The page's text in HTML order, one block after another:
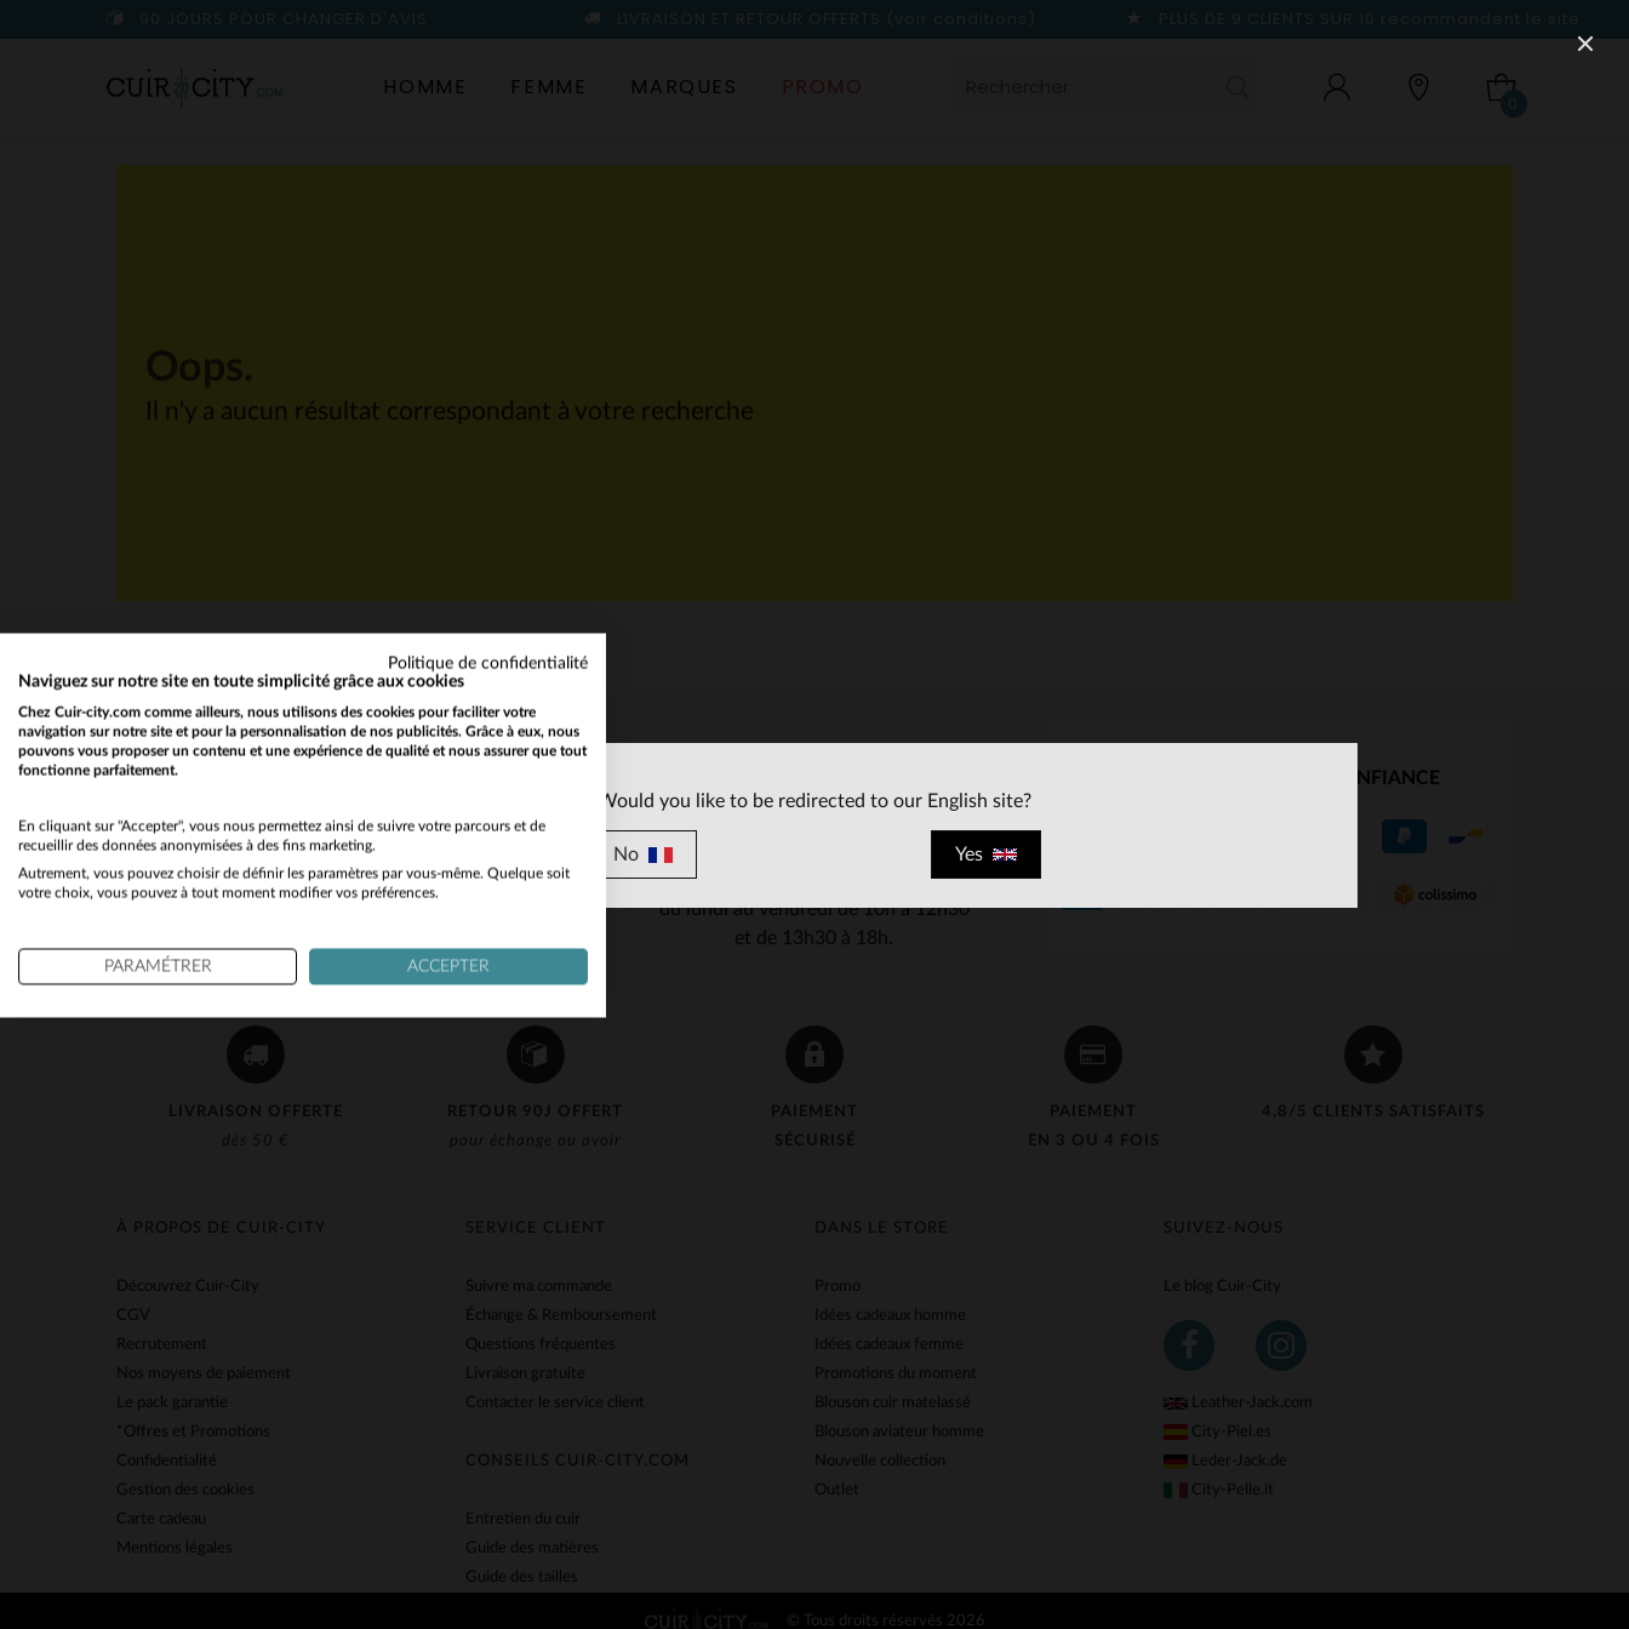
90 JOURS POUR CHANGER D'AVIS LIVRAISON ET RETOUR OFFERTS (voir conditions) PLUS DE 9 CLIENTS SUR 10 recommandent le site
HOMME FEMME MARQUES PROMO
0
Il n'y a aucun résultat correspondant à votre recherche
LIVRAISON OFFERTE
dès 50 €
RETOUR 90J OFFERT
pour échange ou avoir
PAIEMENT
SÉCURISÉ
PAIEMENT
EN 3 OU 4 FOIS
4,8/5 CLIENTS SATISFAITS
Recevez par mail nos promos
et bons plans !
au 03 59 08 80 80
contact@cuir-
du lundi au vendredi de 10h à 12h30
et de 13h30 à 18h.
NOS PARTENAIRES DE CONFIANCE
SUIVEZ-NOUS
Le blog Cuir-City
Leather-Jack.com
City-Piel.es
Leder-Jack.de
City-Pelle.it
SERVICE CLIENT
Suivre ma commande
Échange & Remboursement
Questions fréquentes
Livraison gratuite
Contacter le service client
CONSEILS CUIR-CITY.COM
Entretien du cuir
Guide des matières
Guide des tailles
DANS LE STORE
Promo
Idées cadeaux homme
Idées cadeaux femme
Promotions du moment
Blouson cuir matelassé
Blouson aviateur homme
Nouvelle collection
Outlet
À PROPOS DE CUIR-CITY
Découvrez Cuir-City
CGV
Recrutement
Nos moyens de paiement
Le pack garantie
*Offres et Promotions
Confidentialité
Gestion des cookies
Carte cadeau
Mentions légales
© Tous droits réservés 2026
Would you like to be redirected to our English site?
No Yes
Politique de confidentialité
Naviguez sur notre site en toute simplicité grâce aux cookies
Chez Cuir-city.com comme ailleurs, nous utilisons des cookies pour faciliter votre
navigation sur notre site et pour la personnalisation de nos publicités. Grâce à eux, nous
pouvons vous proposer un contenu et une expérience de qualité et nous assurer que tout
fonctionne parfaitement.
En cliquant sur "Accepter", vous nous permettez ainsi de suivre votre parcours et de
recueillir des données anonymisées à des fins marketing.
Autrement, vous pouvez choisir de définir les paramètres par vous-même. Quelque soit
votre choix, vous pouvez à tout moment modifier vos préférences.
PARAMÉTRER ACCEPTER